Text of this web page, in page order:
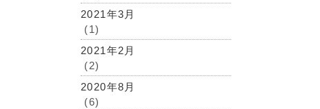
2021年3月
(1)
2021年2月
(2)
2020年8月
(6)